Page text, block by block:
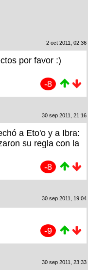
2 oct 2011, 02:36
por favor :)
-8
30 sep 2011, 21:16
a Eto'o y a Ibra:
su regla con la
-8
30 sep 2011, 19:04
-9
30 sep 2011, 23:33